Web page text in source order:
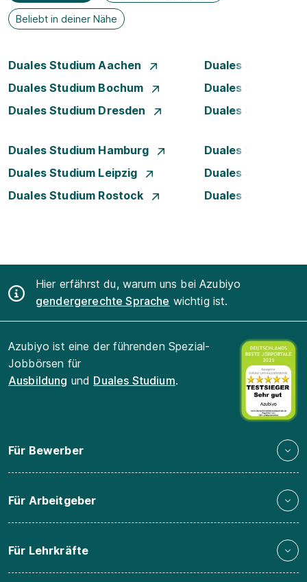
Beliebt in deiner Nähe
Duales Studium Aachen
Duales Studium
Duales Studium Bochum
Duales Studium
Duales Studium Dresden
Duales Studium
Duales Studium Hamburg
Duales Studium
Duales Studium Leipzig
Duales Studium
Duales Studium Rostock
Duales Studium
Hier erfährst du, warum uns bei Azubiyo
gendergerechte Sprache wichtig ist.
Azubiyo ist eine der führenden Spezial-
Jobbörsen für
Ausbildung und Duales Studium.
Für Bewerber
Für Arbeitgeber
Für Lehrkräfte